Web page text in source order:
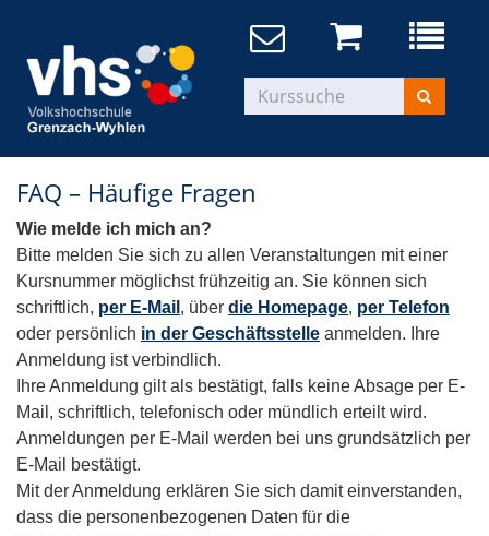
FAQ – Häufige Fragen
Wie melde ich mich an?
Bitte melden Sie sich zu allen Veranstaltungen mit einer
Kursnummer möglichst frühzeitig an. Sie können sich
schriftlich, per E-Mail , über die Homepage, per Telefon
oder persönlich in der Geschäftsstelle anmelden. Ihre
Anmeldung ist verbindlich.
Ihre Anmeldung gilt als bestätigt, falls keine Absage per E-
Mail, schriftlich, telefonisch oder mündlich erteilt wird.
Anmeldungen per E-Mail werden bei uns grundsätzlich per
E-Mail bestätigt.
Mit der Anmeldung erklären Sie sich damit einverstanden,
dass die personenbezogenen Daten für die